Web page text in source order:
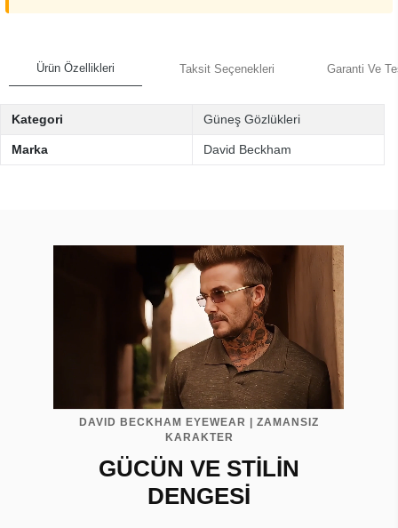
Ürün Özellikleri Taksit Seçenekleri Garanti Ve
Kategori Güneş Gözlükleri
Marka David Beckham
DAVID BECKHAM EYEWEAR | ZAMANSIZ
KARAKTER
GÜCÜN VE STİLİN
DENGESİ